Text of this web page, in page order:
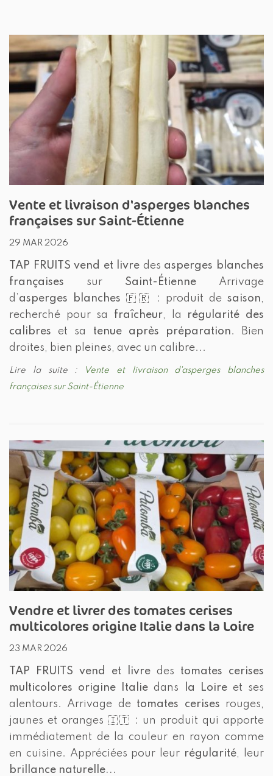
Vente et livraison d'asperges blanches
françaises sur Saint-Étienne
29 MAR 2026
TAP FRUITS vend et livre des asperges blanches
françaises sur Saint-Étienne Arrivage
d’asperges blanches 🇫🇷 : produit de saison,
recherché pour sa fraîcheur, la régularité des
calibres et sa tenue après préparation. Bien
droites, bien pleines, avec un calibre...
Lire la suite :
Vente et livraison d'asperges blanches
françaises sur Saint-Étienne
Vendre et livrer des tomates cerises
multicolores origine Italie dans la Loire
23 MAR 2026
TAP FRUITS vend et livre des tomates cerises
multicolores origine Italie dans la Loireet ses
alentours. Arrivage de tomates cerises rouges,
jaunes et oranges 🇮🇹 : un produit qui apporte
immédiatement de la couleur en rayon comme
en cuisine. Appréciées pour leur régularité, leur
brillance naturelle...